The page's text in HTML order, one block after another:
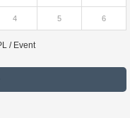
4 5 6
/ Event